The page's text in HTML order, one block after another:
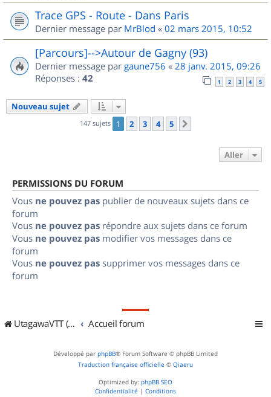
Trace GPS - Route - Dans Paris
Dernier message par MrBlod « 02 mars 2015, 10:52
[Parcours]-->Autour de Gagny (93)
Dernier message par gaune756 « 28 janv. 2015, 09:26
Réponses : 42 1 2 3 4 5
Nouveau sujet
147 sujets 1 2 3 4 5
Aller
PERMISSIONS DU FORUM
Vous ne pouvez pas publier de nouveaux sujets dans ce
forum
Vous ne pouvez pas répondre aux sujets dans ce forum
Vous ne pouvez pas modifier vos messages dans ce
forum
Vous ne pouvez pas supprimer vos messages dans ce
forum
UtagawaVTT (Randos VTT et VTTAE avec traces GPS) Accueil forum
Développé par phpBB® Forum Software © phpBB Limited
Traduction française officielle © Qiaeru
Optimized by: phpBB SEO
Confidentialité | Conditions